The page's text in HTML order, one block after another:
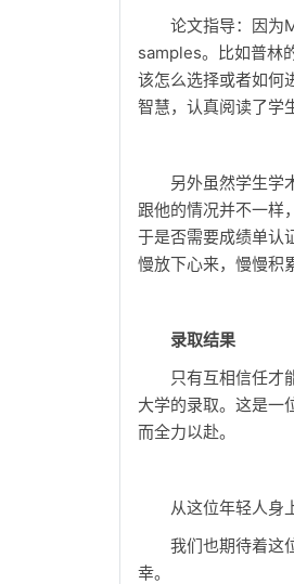
论文指导：因为
samples。比如普林
该怎么选择或者如何
智慧，认真阅读了学
另外虽然学生学
跟他的情况并不一样
于是否需要成绩单认
慢放下心来，慢慢积
录取结果
只有互相信任才
大学的录取。这是一
而全力以赴。
从这位年轻人身
我们也期待着这
幸。